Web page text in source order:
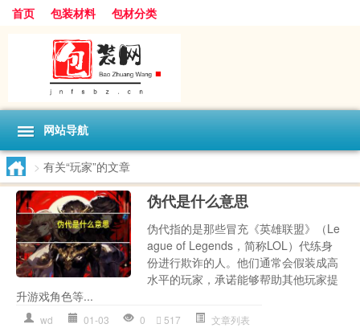
首页 包装材料 包材分类
网站导航
> 有关“玩家”的文章
伪代是什么意思
伪代指的是那些冒充《英雄联盟》（Le
ague of Legends，简称LOL）代练身
份进行欺诈的人。他们通常会假装成高
水平的玩家，承诺能够帮助其他玩家提
升游戏角色等...
wd 01-03 0 517 文章列表